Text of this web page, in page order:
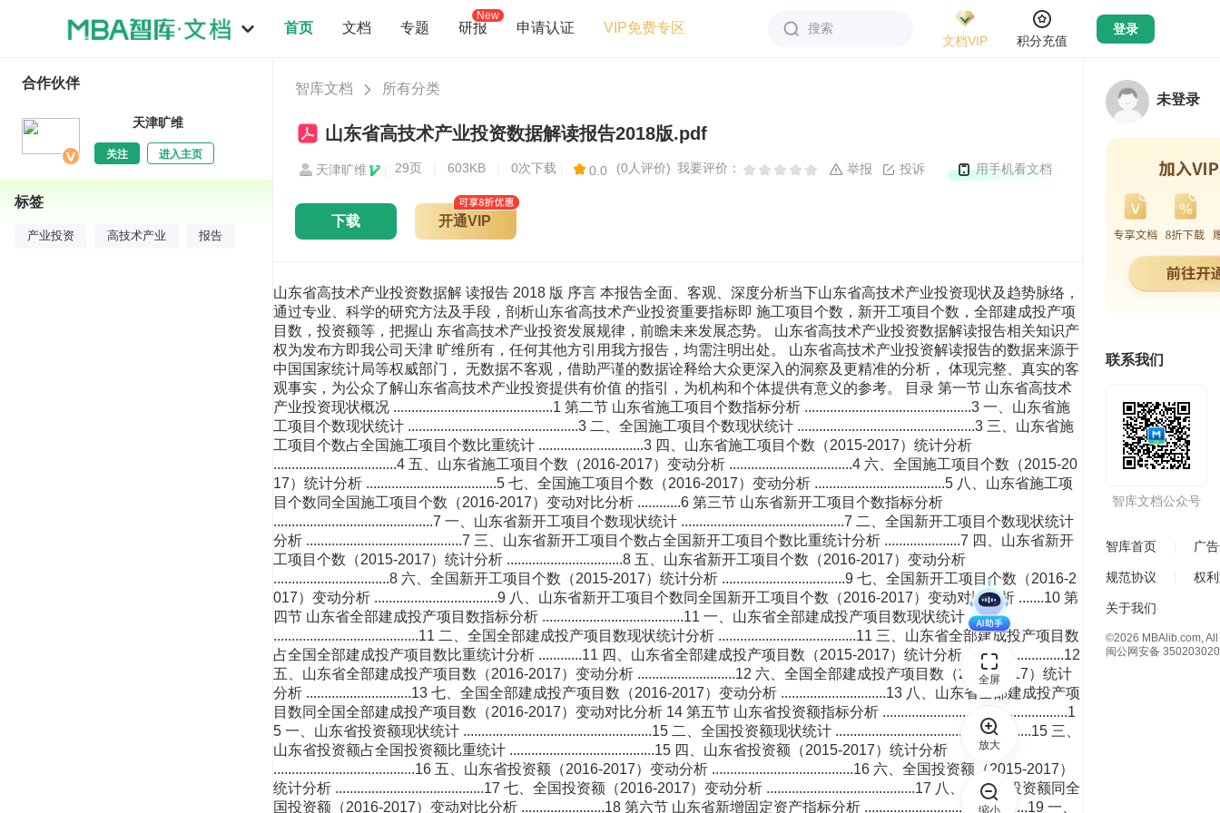
首页 文档 专题 研报
New
申请认证 VIP免费专区
搜索
文档VIP
积分充值
登录
智库文档 所有分类
山东省高技术产业投资数据解读报告2018版.pdf
天津旷维 29页 603KB 0次下载 0.0 (0人评价) 我要评价： 投诉
举报 用手机看文档
下载 开通VIP
山东省高技术产业投资数据解 读报告 2018 版 序言 本报告全面、客观、深度分析当下山东省高技术产业投资现状及趋势脉络， 通过专业、科学的研究方法及手段，剖析山东省高技术产业投资重要指标即 施工项目个数，新开工项目个数，全部建成投产项目数，投资额等，把握山 东省高技术产业投资发展规律，前瞻未来发展态势。 山东省高技术产业投资数据解读报告相关知识产权为发布方即我公司天津 旷维所有，任何其他方引用我方报告，均需注明出处。 山东省高技术产业投资解读报告的数据来源于中国国家统计局等权威部门， 无数据不客观，借助严谨的数据诠释给大众更深入的洞察及更精准的分析， 体现完整、真实的客观事实，为公众了解山东省高技术产业投资提供有价值 的指引，为机构和个体提供有意义的参考。 目录 第一节 山东省高技术产业投资现状概况 ............................................1 第二节 山东省施工项目个数指标分析 ..............................................3 一、山东省施工项目个数现状统计 ...............................................3 二、全国施工项目个数现状统计 .................................................3 三、山东省施工项目个数占全国施工项目个数比重统计 .............................3 四、山东省施工项目个数（2015-2017）统计分析 ..................................4 五、山东省施工项目个数（2016-2017）变动分析 ..................................4 六、全国施工项目个数（2015-2017）统计分析 ....................................5 七、全国施工项目个数（2016-2017）变动分析 ....................................5 八、山东省施工项目个数同全国施工项目个数（2016-2017）变动对比分析 ............6 第三节 山东省新开工项目个数指标分析 ............................................7 一、山东省新开工项目个数现状统计 .............................................7 二、全国新开工项目个数现状统计分析 ...........................................7 三、山东省新开工项目个数占全国新开工项目个数比重统计分析 .....................7 四、山东省新开工项目个数（2015-2017）统计分析 ................................8 五、山东省新开工项目个数（2016-2017）变动分析 ................................8 六、全国新开工项目个数（2015-2017）统计分析 ..................................9 七、全国新开工项目个数（2016-2017）变动分析 ..................................9 八、山东省新开工项目个数同全国新开工项目个数（2016-2017）变动对比分析 .......10 第四节 山东省全部建成投产项目数指标分析 .......................................11 一、山东省全部建成投产项目数现状统计 ........................................11 二、全国全部建成投产项目数现状统计分析 ......................................11 三、山东省全部建成投产项目数占全国全部建成投产项目数比重统计分析 ............11 四、山东省全部建成投产项目数（2015-2017）统计分析 ...........................12 五、山东省全部建成投产项目数（2016-2017）变动分析 ...........................12 六、全国全部建成投产项目数（2015-2017）统计分析 .............................13 七、全国全部建成投产项目数（2016-2017）变动分析 .............................13 八、山东省全部建成投产项目数同全国全部建成投产项目数（2016-2017）变动对比分析 14 第五节 山东省投资额指标分析 ...................................................15 一、山东省投资额现状统计 ....................................................15 二、全国投资额现状统计 ......................................................15 三、山东省投资额占全国投资额比重统计 ........................................15 四、山东省投资额（2015-2017）统计分析 .......................................16 五、山东省投资额（2016-2017）变动分析 .......................................16 六、全国投资额（2015-2017）统计分析 .........................................17 七、全国投资额（2016-2017）变动分析 .........................................17 八、山东省投资额同全国投资额（2016-2017）变动对比分析 .......................18 第六节 山东省新增固定资产指标分析 .............................................19 一、山东省新增固定资产现状统计 ..............................................19 二、全国新增固定资产现状统计 ................................................19 三、山东省新增固定资产占全国新增固定资产比重统计 ............................19 四、山东省新增固定资产（2015-2017）统计分析 .................................20 五、山东省新增固定资产（2016-2017）变动分析 .................................20 六、全国新增固定资产（2015-2017）统计分析 ...................................21 七、全国新增固定资产（2016-2017）变动分析 ...................................21 八、山东省新增固定资产同全国新增固定资产（2016-2017）变动对比分析 ...........22 图表目录 表 1：山东省高技术产业投资现状统计表 ............................................1 表 2：山东省施工项目个数现状统计表 ..............................................3 表 3：全国施工项目个数现状统计表 ................................................3 表 4：山东省施工项目个数占全国施工项目个数比重统计表 ............................3 表 5：山东省施工项目个数（2015-2017）统计表 .....................................4 表 6：山东省施工项目个数（2016-2017）变动统计表（比上年增长%） ..................4 表 7：全国施工项目个数（2015-2017）统计表 .......................................5 表 8：全国施工项目个数（2016-2017）变动统计表（比上年增长%） ....................5 表 9：山东省施工项目个数同全国施工项目个数（2016-2017）变动对比统计表 ...........6 表 10：山东省新开工项目个数现状统计表 ...........................................7 表 11：全国新开工项目个数现状统计表 .............................................7 表 12：山东省新开工项目个数占全国新开工项目个数比重统计表 .......................7 表 13：山东省新开工项目个数（2015-2017）统计表 ..................................8 表 14：山东省新开工项目个数（2016-2017）变动统计表（比上年增长%） ...............8 表 15：全国新开工项目个数（2015-2017）统计表 ....................................9 表 16：全国新开工项目个数（2016-2017）变动统计表（比上年增长%） .................9 表 17： 山东省新开工项目个数同全国新开工项目个数（2016-2017）变动对比统计表（比上年 增长%） 10表 17： 山东省新开工项目个数同全国新开工项目个数（2016-2017）变动对 比统计表（比上年增长%） ...................................................10 表 18：山东省全部建成投产项目数现状统计表 ......................................11 表 19：全国全部建成投产项目数现状统计分析表 ....................................11 表 20：山东省全部建成投产项目数占全国全部建成投产项目数比重统计表 ..............11 表 21：山东省全部建成投产项目数（2015-2017）统计表 .............................12 表 22：山东省全部建成投产项目数（2016-2017）变动分析表（比上年增长%） ..........12 表 23：全国全部建成投产项目数（2015-2017）统计表 ...............................13 表 24：全国全部建成投产项目数（2016-2017）变动分析表（比上年增长%） ............13 表 25：山东省全部建成投产项目数同全国全部建成投产项目数（2016-2017）变动对比统计表 （比上年增长%） ...........................................................14 表 26：山东省投资额现状统计表 ..................................................15 表 27：全国投资额现状统计表 ....................................................15 表 28：山东省投资额占全国投资额比重统计表 ......................................15 表 29：山东省投资额（2015-2017）统计表 .........................................16 表 30：山东省投资额（2016-2017）变动统计表（比上年增长%） ......................16 表 31：全国投资额（2015-2017）统计表 ...........................................17 表 32：全国投资额（2016-2017）变动统计表（比上年增长%） ........................17 表 33：山东省投资额同全国投资额（2016-2017）变动对比统计表（比上年增长%） ......18 表 34：山东省新增固定资产现状统计表 ............................................19 表 35：全国新增固定资产现状统计表 ..............................................19 表 36：山东省新增固定资产占全国新增固定资产比重统计表 ..........................19 表 37：山东省新增固定资产（2015-2017）统计表 ...................................20 表 38：山东省新增固定资产（2016-2017）变动统计表（比上年增长%） ................20 表 39：全国新增固定资产（2015-2017）统计表 .....................................21 表 40：全国新增固定资产（2016-2017）变动统计表（比上年增长%） ..................21 表 41：山东省新增固定资产同全国新增固定资产（2016-2017）变动对比统计表 .........22 1 第一节 山东省高技术产业投资现状概况 山东省高技术产业投资现状详细情况见下表（2017 年）： 表 1：山东省高技术产业投资现状统计表 指标 单位 数值 施工项目个数 个 新开工项目个数 个 全部建成投产项目数 个 投资额 亿元 新增固定资产 亿元 2 第二节 山东省施工项目个数指标分析 一、山东省施工项目个数现状统计 表 2：山东省施工项目个数现状统计表 区域 指标 数量（个） 山东省 施工项目个数 二、全国施工项目个数现状统计 表 3：全国施工项目个数现状统计表 区域 指标 数量（个） 全国 施工项目个数总值 三、山东省施工项目个数占全国施工项目个数比重统计分析 表 4： 山东省施工项目个数占全国施工项目个数比重统计表 指标 数量（个） 占总值比重 施工项目个数 % 3 四、山东省施工项目个数（2015-2017）统计分析 表 5：山东省施工项目个数（2015-2017）统计表 年份 指标 数量（个） 2015 施工项目个数 2016 施工项目个数 2017 施工项目个数 五、山东省施工项目个数（2016-2017）变动分析 表 6：山东省施工项目个数（2016-2017）变动统计表（比上年增长%） 年份 施工项目个数（个） 变动值 2016 % 2017 % 4 六、全国施工项目个数（2015-2017）统计分析 表 7：全国施工项目个数（2015-2017）统计表 年份 指标 数量（个） 2015 施工项目个数总值 2016 施工项目个数总值 2017 施工项目个数总值 七、全国施工项目个数（2016-2017）变动分析 表 8：全国施工项目个数（2016-2017）变动统计表（比上年增长%） 年份 施工项目个数总值（个） 变动值 2016 % 2017 % 八、山东省施工项目个数同全国施工项目个数（2016-2017）变动对比 分析 表 9：山东省施工项目个数同全国施工项目个数（2016-2017）变动对比 5 表（比上年增长%） 年份 山东省变动值 总值变动值 2016 % % 2017 % % 6 第三节 山东省新开工项目个数指标分析 一、山东省新开工项目个数现状统计 表 10：山东省新开工项目个数现状统计表 区域 指标 数量（个） 山东省 新开工项目个数 二、全国新开工项目个数现状统计分析 表 11：全国新开工项目个数现状统计表 区域 指标 数量（个） 全国 新开工项目个数总值 三、山东省新开工项目个数占全国新开工项目个数比重统计分析 表 12：山东省新开工项目个数占全国新开工项目个数比重统计表 指标 数量（个） 占总值比重 新开工项目个数 % 7 四、山东省新开工项目个数（2015-2017）统计分析 表 13：山东省新开工项目个数（2015-2017）统计表 年份 指标 数量（个） 2015 新开工项目个数 2016 新开工项目个数 2017 新开工项目个数 五、山东省新开工项目个数（2016-2017）变动分析 表 14：山东省新开工项目个数（2016-2017）变动统计表（比上年增长%） 年份 新开工项目个数（个） 变动值 2016 % 2017 % 8 六、全国新开工项目个数（2015-2017）统计分析 表 15：全国新开工项目个数（2015-2017）统计表 年份 指标 数量（个） 2015 新开工项目个数总值 2016 新开工项目个数总值 2017 新开工项目个数总值 七、全国新开工项目个数（2016-2017）变动分析 表 16：全国新开工项目个数（2016-2017）变动统计表（比上年增长%） 年份 新开工项目个数总值（个） 变动值 2016 % 2017 % 八、山东省新开工项目个数同全国新开工项目个数（2016-2017）变动 对比分析 表 17：山东省新开工项目个数同全国新开工项目个数（2016-2017）变动 9 对比表（比上年增长%） 年份 山东省变动值 总值变动值 2016 % % 2017 % % 10 第四节 山东省全部建成投产项目数指标分析 一、山东省全部建成投产项目数现状统计 表 18：山东省全部建成投产项目数现状统计表 区域 指标 数量（个） 山东省 全部建成投产项目数 二、全国全部建成投产项目数现状统计分析 表 19：全国全部建成投产项目数现状统计表 区域 指标 数量（个） 全国 全部建成投产项目数总值 三、山东省全部建成投产项目数占全国全部建成投产项目数比重统计 分析 表 20：山东省全部建成投产项目数占全国全部建成投产项目数比重统计表 指标 数量（个） 占总值比重 全部建成投产项目数 % 11 四、山东省全部建成投产项目数（2015-2017）统计分析 表 21：山东省全部建成投产项目数（2015-2017）统计表 年份 指标 数量（个） 2015 全部建成投产项目数 2016 全部建成投产项目数 2017 全部建成投产项目数 五、山东省全部建成投产项目数（2016-2017）变动分析 表 22：山东省全部建成投产项目数（2016-2017）变动统计表（比上年增 长%） 年份 全部建成投产项目数（个） 变动值 2016 % 2017 % 12 六、全国全部建成投产项目数（2015-2017）统计分析 表 23：全国全部建成投产项目数（2015-2017）统计表 年份 指标 数量（个） 2015 全部建成投产项目数总值 2016 全部建成投产项目数总值 2017 全部建成投产项目数总值 七、全国全部建成投产项目数（2016-2017）变动分析 表 24：全国全部建成投产项目数（2016-2017）变动统计表（比上年增 长%） 年份 全部建成投产项目数总值（个） 变动值 2016 % 2017 % 13 八、山东省全部建成投产项目数同全国全部建成投产项目数（2016-2017） 变动对比分析 表 25：山东省全部建成投产项目数同全国全部建成投产项目数 （2016-2017）变动对比表（比上年增长%） 年份 山东省变动值 总值变动值 2016 % % 2017 % % 14 第五节 山东省投资额指标分析 一、山东省投资额现状统计 表 26：山东省投资额现状统计表 区域 指标 数量（亿元） 山东省 投资额 二、全国投资额现状统计 表 27：全国投资额现状统计表 区域 指标 数量（亿元） 全国 投资额总值 三、山东省投资额占全国投资额比重统计分析 表 28： 山东省投资额占全国投资额比重统计表 指标 数量（亿元） 占总值比重 投资额 % 15 四、山东省投资额（2015-2017）统计分析 表 29：山东省投资额（2015-2017）统计表 年份 指标 数量（亿元） 2015 投资额 2016 投资额 2017 投资额 五、山东省投资额（2016-2017）变动分析 表 30：山东省投资额（2016-2017）变动统计表（比上年增长%） 年份 投资额（亿元） 变动值 2016 % 2017 % 16 六、全国投资额（2015-2017）统计分析 表 31：全国投资额（2015-2017）统计表 年份 指标 数量（亿元） 2015 投资额总值 2016 投资额总值 2017 投资额总值 七、全国投资额（2016-2017）变动分析 表 32：全国投资额（2016-2017）变动统计表（比上年增长%） 年份 投资额总值（亿元） 变动值 2016 % 2017 % 八、山东省投资额同全国投资额（2016-2017）变动对比分析 表 33：山东省投资额同全国投资额（2016-2017）变动对比表（比上年增 17 长%） 年份 山东省变动值 总值变动值 2016 % % 2017 % % 18 第六节 山东省新增固定资产指标分析 一、山东省新增固定资产现状统计 表 34：山东省新增固定资产现状统计表 区域 指标 数量（亿元） 山东省 新增固定资产 二、全国新增固定资产现状统计 表 35：全国新增固定资产现状统计表 区域
合作伙伴
天津旷维
关注 进入主页
标签
产业投资 高技术产业 报告
未登录
联系我们
智库文档公众号
智库首页 广
规范协议 权
关于我们
©2026 MBAlib.com,
闽公网安备
全屏
放大
缩小